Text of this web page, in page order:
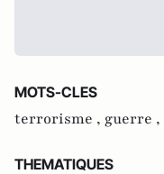
MOTS-CLES
terrorisme , guerre ,
THEMATIQUES